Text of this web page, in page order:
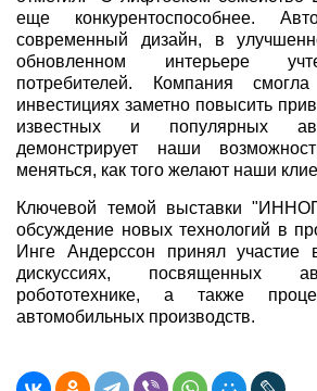
еще конкурентоспособнее.
современный дизайн, в
обновленном интерьере
потребителей. Компания
инвестициях заметно повысить
известных и популярных
демонстрирует наши
меняться, как того желают наши
Ключевой темой выставки
обсуждение новых технологий в
Инге Андерссон принял участие
дискуссиях, посвященных
робототехнике, а также
автомобильных производств.